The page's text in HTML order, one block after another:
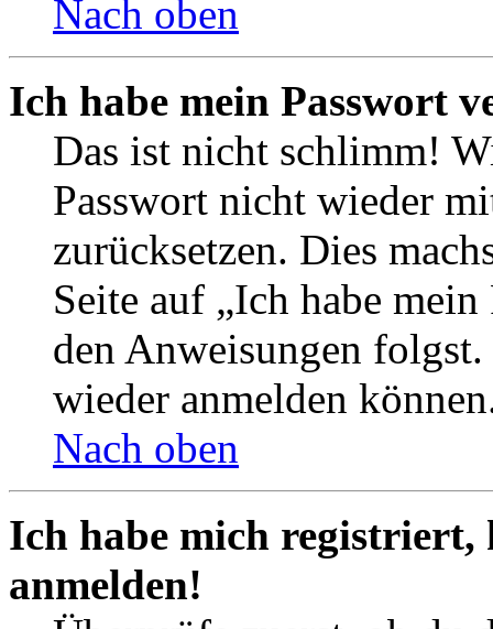
Nach oben
Ich habe mein Passwort
Das ist nicht schlimm!
Passwort nicht wieder
zurücksetzen. Dies
Seite auf „Ich habe
den Anweisungen
wieder anmelden
Nach oben
Ich habe mich
anmelden!